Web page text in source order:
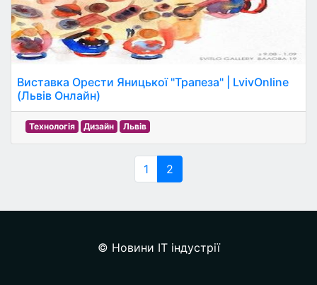
Виставка Орести Яницької "Трапеза" | LvivOnline
(Львів Онлайн)
Технологія Дизайн Львів
1 2
© Новини IT індустрії